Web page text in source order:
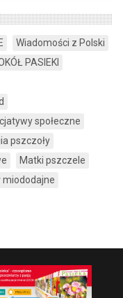
Wiadomości z Polski
PASIEKI
społeczne
pszczoły
Matki pszczele
miododajne